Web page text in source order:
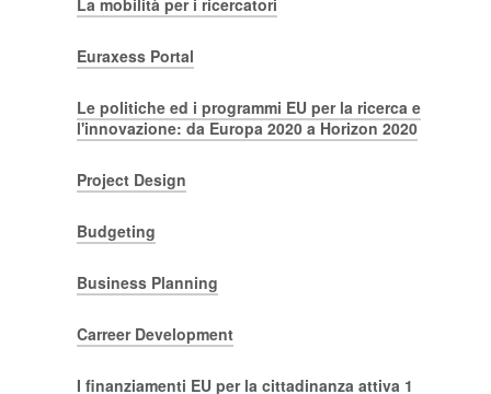
La mobilità per i ricercatori
Euraxess Portal
Le politiche ed i programmi EU per la ricerca e
l'innovazione: da Europa 2020 a Horizon 2020
Project Design
Budgeting
Business Planning
Carreer Development
I finanziamenti EU per la cittadinanza attiva 1